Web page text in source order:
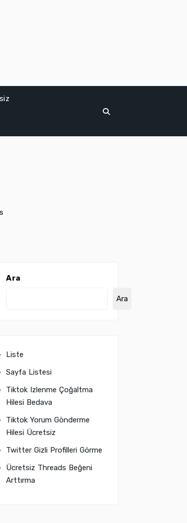
Ara
Ara
Liste
Sayfa Listesi
Tiktok Izlenme Çoğaltma
Hilesi Bedava
Tiktok Yorum Gönderme
Hilesi Ücretsiz
Twitter Gizli Profilleri Görme
Ücretsiz Threads Beğeni
Arttırma